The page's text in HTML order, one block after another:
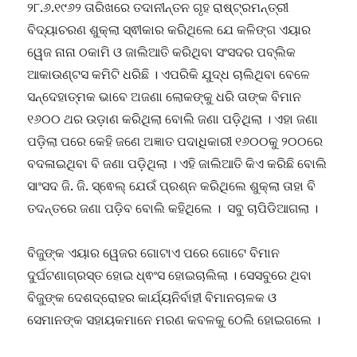
୨୮.୬.୧୯୬୨ ତାରିଖରେ ତଦାନୀନ୍ତନ ଗୃହ ରାଷ୍ଟ୍ରମନ୍ତ୍ରୀ
ବିଦ୍ୟାଚରଣ ଶୁକ୍ଲା ସ୍ଵୀକାର କରିଥିଲେ ଯେ କଳିଙ୍ଗ ଏୟାର
ୱେଜ ନାନା ଠକାମି ଓ ଜାଲିଆତି କରିଥିବା ସଂସଦର ପବ୍ଲିକ
ଆକାଉଣ୍ଟସ କମିଟି ଧରିଛି । ଏପରିକି ଯୁଦ୍ଧ ଚାଲିଥିବା ବେଳେ
ସନ୍ଦେହାତ୍ମକ ଭାବେ ଅଜଣା ଲୋକଙ୍କୁ ଧରି ତାଙ୍କ ବିମାନ
୧୬୦୦ ଥର ଉଡ଼ାଣ କରିଥିଲା ବୋଲି ଜଣା ପଡ଼ିଥିଲା । ଏହା ଜଣା
ପଡ଼ିଲା ପରେ କେହି ଜଣେ ଅଜ୍ଞାତ ପଦାଧିକାରୀ ୧୬୦୦କୁ ୨୦୦ରେ
ବଦଳାଇଥିବା ବି ଜଣା ପଡ଼ିଥିଲା । ଏହି ଜାଲିଆତି କିଏ କରିଛି ବୋଲି
ସାଂସଦ ଜି. ଜି. ସ୍ଵେଲ୍ ଯେଉଁ ପ୍ରଶ୍ନ କରିଥିଲେ ଶୁକ୍ଲା ତାହା ବି
ତଦନ୍ତରେ ଜଣା ପଡ଼ିବ ବୋଲି କହିଥିଲେ । ସବୁ ଚାପିଡିଆଗଲା ।
ବିଜୁଙ୍କ ଏୟାର ୱେଜର ଗୋଟାଏ ପରେ ଗୋଟେ ବିମାନ
ଦୁର୍ଘଟଣାଗ୍ରସ୍ତ ହୋଇ ଧ୍ଵଂସ ହୋଇଚାଲିଲା । ସେସବୁରେ ଥିବା
ବିଜୁଙ୍କ ଦେଶଦ୍ରୋହର କାର୍ଯ୍ୟନିର୍ବାହୀ ବିମାନଚାଳକ ଓ
ସେମାନଙ୍କ ସହାୟକମାନେ ମରଣ କବଳକୁ ଠେଲି ହୋଇଗଲେ ।